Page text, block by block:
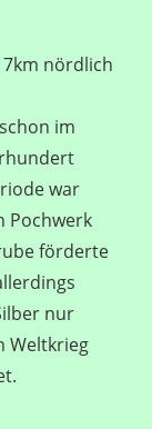
7km nördlich
im
war
Pochwerk
förderte
nur
Weltkrieg